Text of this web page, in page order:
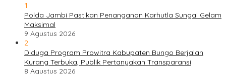
1
Polda Jambi Pastikan Penanganan Karhutla Sungai Gelam
Maksimal
9 Agustus 2026
2
Diduga Program Prowitra Kabupaten Bungo Berjalan
Kurang Terbuka, Publik Pertanyakan Transparansi
8 Agustus 2026